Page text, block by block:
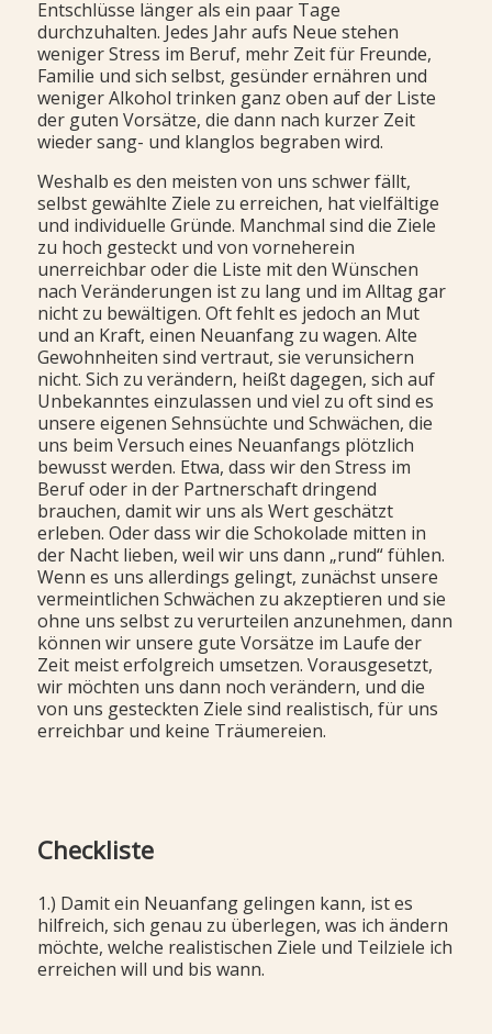
Entschlüsse länger als ein paar Tage
durchzuhalten. Jedes Jahr aufs Neue stehen
weniger Stress im Beruf, mehr Zeit für Freunde,
Familie und sich selbst, gesünder ernähren und
weniger Alkohol trinken ganz oben auf der Liste
der guten Vorsätze, die dann nach kurzer Zeit
wieder sang- und klanglos begraben wird.
Weshalb es den meisten von uns schwer fällt,
selbst gewählte Ziele zu erreichen, hat vielfältige
und individuelle Gründe. Manchmal sind die Ziele
zu hoch gesteckt und von vorneherein
unerreichbar oder die Liste mit den Wünschen
nach Veränderungen ist zu lang und im Alltag gar
nicht zu bewältigen. Oft fehlt es jedoch an Mut
und an Kraft, einen Neuanfang zu wagen. Alte
Gewohnheiten sind vertraut, sie verunsichern
nicht. Sich zu verändern, heißt dagegen, sich auf
Unbekanntes einzulassen und viel zu oft sind es
unsere eigenen Sehnsüchte und Schwächen, die
uns beim Versuch eines Neuanfangs plötzlich
bewusst werden. Etwa, dass wir den Stress im
Beruf oder in der Partnerschaft dringend
brauchen, damit wir uns als Wert geschätzt
erleben. Oder dass wir die Schokolade mitten in
der Nacht lieben, weil wir uns dann „rund“ fühlen.
Wenn es uns allerdings gelingt, zunächst unsere
vermeintlichen Schwächen zu akzeptieren und sie
ohne uns selbst zu verurteilen anzunehmen, dann
können wir unsere gute Vorsätze im Laufe der
Zeit meist erfolgreich umsetzen. Vorausgesetzt,
wir möchten uns dann noch verändern, und die
von uns gesteckten Ziele sind realistisch, für uns
erreichbar und keine Träumereien.
Checkliste
1.) Damit ein Neuanfang gelingen kann, ist es
hilfreich, sich genau zu überlegen, was ich ändern
möchte, welche realistischen Ziele und Teilziele ich
erreichen will und bis wann.